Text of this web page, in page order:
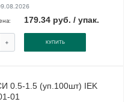
179.34 руб. / упак.
+ КУПИТЬ
0.5-1.5 (уп.100шт) IEK
01